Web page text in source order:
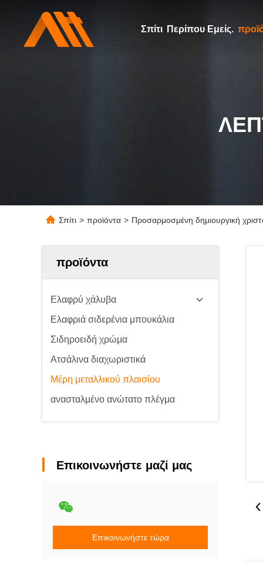
Σπίτι Περίπου Εμείς.
Σπίτι > προϊόντα > Προσαρμοσμένη δημιουργική
προϊόντα
Ελαφρύ χάλυβα
Ελαφριά σιδερένια μπουκάλια
Σιδηροειδή χρώμα
Ατσάλινα διαχωριστικά
Μέρη μεταλλικού πλαισίου
ανασταλμένο ανώτατο πλέγμα
Επικοινωνήστε μαζί μας
Επικοινωνήστε τώρα